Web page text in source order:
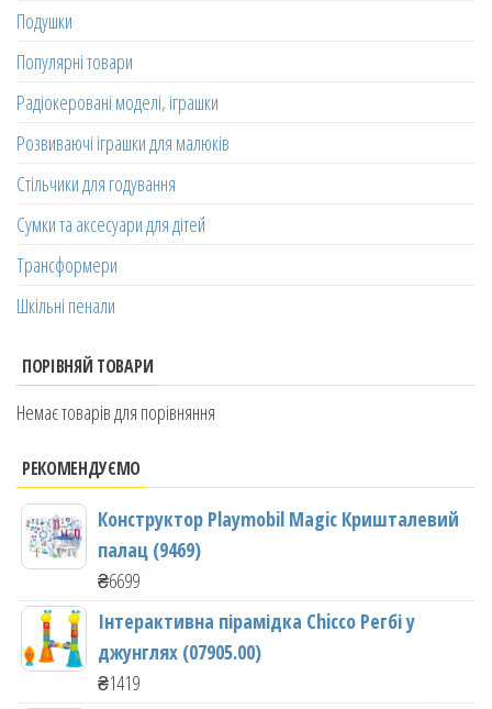
Подушки
Популярні товари
Радіокеровані моделі, іграшки
Розвиваючі іграшки для малюків
Стільчики для годування
Сумки та аксесуари для дітей
Трансформери
Шкільні пенали
ПОРІВНЯЙ ТОВАРИ
Немає товарів для порівняння
РЕКОМЕНДУЄМО
Конструктор Playmobil Magic Кришталевий
палац (9469)
₴6699
Інтерактивна пірамідка Chicco Регбі у
джунглях (07905.00)
₴1419